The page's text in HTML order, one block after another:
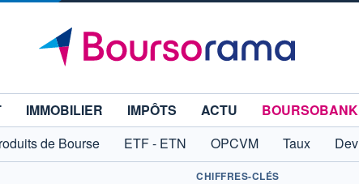
IMMOBILIER IMPÔTS ACTU
BOURSOBANK
de Bourse ETF - ETN OPCVM Taux
CHIFFRES-CLÉS